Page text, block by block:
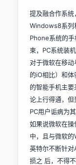
提及融合作系
Windows8系列
Phone系统的
束，PC系统装
对于微软在移
的iO相比）和
的智能手机主
论上行得通，
PC用户诟病为
如果说微软在
中，且与微软
英特尔不断针
损之 后，不得